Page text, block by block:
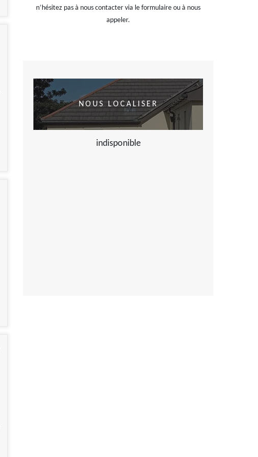
n’hésitez pas à nous contacter via le formulaire ou à nous
appeler.
NOUS LOCALISER
indisponible